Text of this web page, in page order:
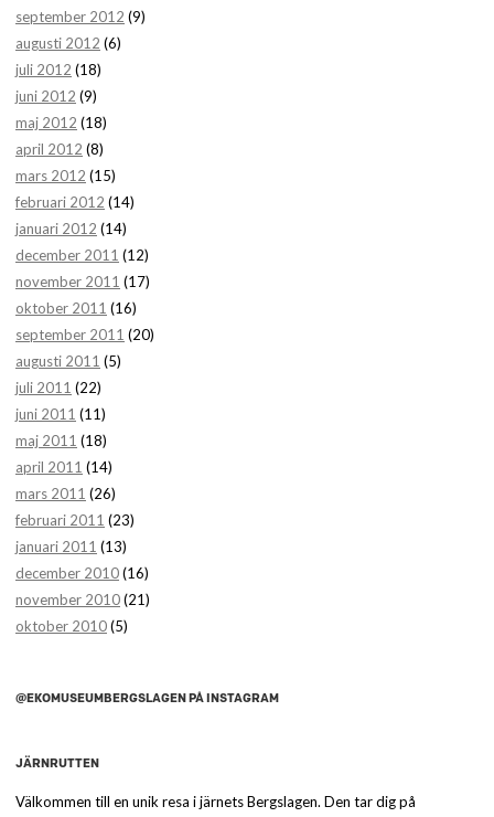
september 2012 (9)
augusti 2012 (6)
juli 2012 (18)
juni 2012 (9)
maj 2012 (18)
april 2012 (8)
mars 2012 (15)
februari 2012 (14)
januari 2012 (14)
december 2011 (12)
november 2011 (17)
oktober 2011 (16)
september 2011 (20)
augusti 2011 (5)
juli 2011 (22)
juni 2011 (11)
maj 2011 (18)
april 2011 (14)
mars 2011 (26)
februari 2011 (23)
januari 2011 (13)
december 2010(16)
november 2010(21)
oktober 2010(5)
@EKOMUSEUMBERGSLAGEN PÅ INSTAGRAM
JÄRNRUTTEN
Välkommen till en unik resa i järnets Bergslagen. Den tar dig på